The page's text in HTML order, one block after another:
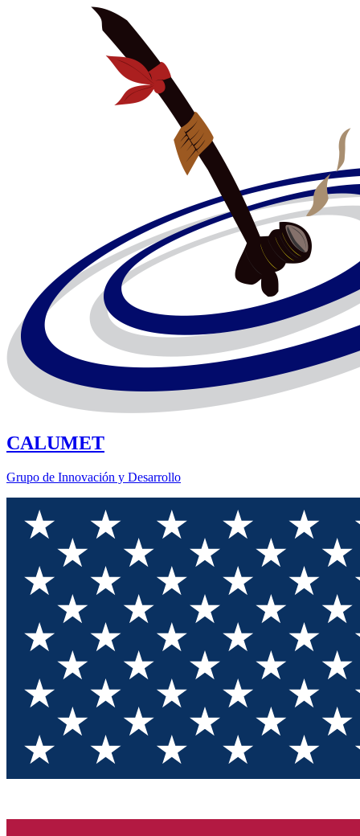
CALUMET
Grupo de Innovación y Desarrollo